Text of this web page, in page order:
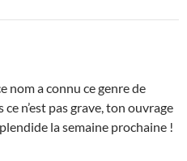
nom a connu ce genre de
n’est pas grave, ton ouvrage
la semaine prochaine !